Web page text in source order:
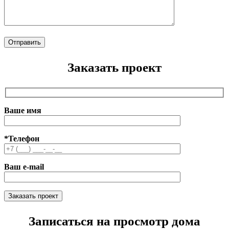
Заказать проект
Ваше имя
*Телефон
Ваш e-mail
Записаться на просмотр дома